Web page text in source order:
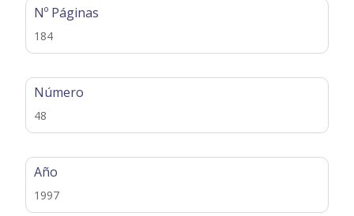
Nº Páginas
184
Número
48
Año
1997